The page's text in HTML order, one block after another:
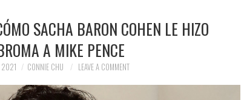
SACHA BARON COHEN LE HIZO
A MIKE PENCE
2021 CONNIE CHU LEAVE A COMMENT